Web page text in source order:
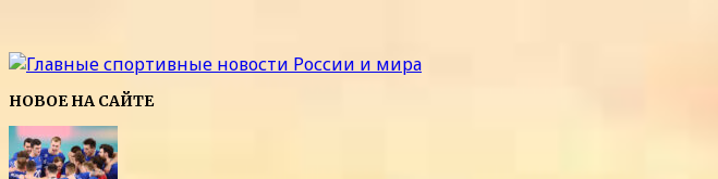
НОВОЕ НА САЙТЕ